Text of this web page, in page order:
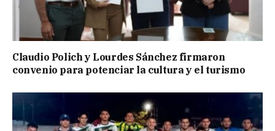
Claudio Polich y Lourdes Sánchez firmaron
convenio para potenciar la cultura y el turismo